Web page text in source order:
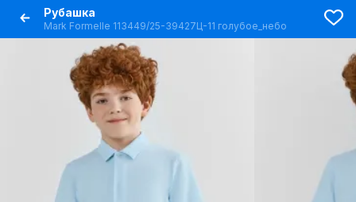
Рубашка
Mark Formelle 113449/25-39427Ц-11 голубое_небо